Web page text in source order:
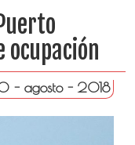
ocupación
- agosto - 2018